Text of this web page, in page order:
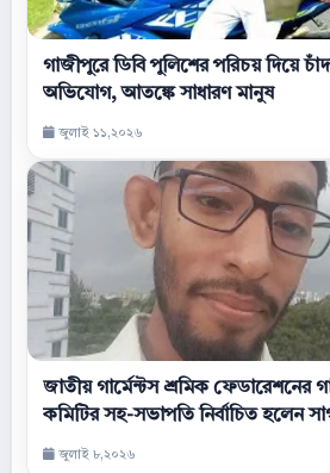
গাজীপুরে ডিবি পুলিশের পরিচয় দিয়ে
অভিযোগ, আতঙ্কে সাধারণ মানুষ
জুলাই ১১,২০২৬
জাতীয় গার্মেন্টস শ্রমিক ফেডারেশনের
কমিটির সহ-সভাপতি নির্বাচিত হলেন
জুলাই ৮,২০২৬